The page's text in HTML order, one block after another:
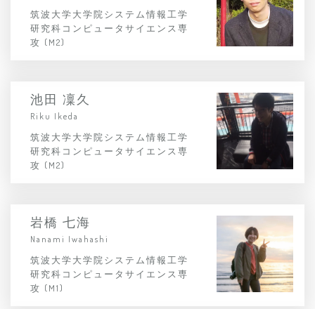
筑波大学大学院システム情報工学
研究科コンピュータサイエンス専
攻 (M2)
池田 凜久
Riku Ikeda
筑波大学大学院システム情報工学
研究科コンピュータサイエンス専
攻 (M2)
岩橋 七海
Nanami Iwahashi
筑波大学大学院システム情報工学
研究科コンピュータサイエンス専
攻 (M1)